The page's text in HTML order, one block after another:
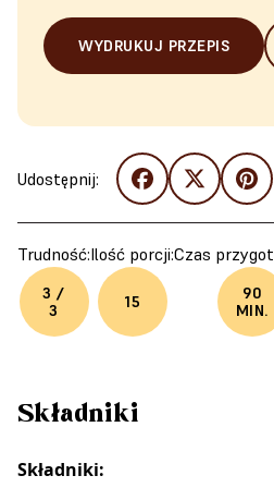
WYDRUKUJ PRZEPIS
Udostępnij:
Trudność:
3 /
3
Ilość porcji:
15
Czas
90
MIN.
Składniki
Składniki: